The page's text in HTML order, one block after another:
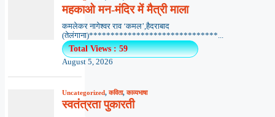
महकाओ मन-मंदिर में मैत्री माला
कमलेकर नागेश्वर राव ‘कमल’,हैदराबाद
(तेलंगाना)******************************...
Total Views : 59
August 5, 2026
Uncategorized,कविता,काव्यभाषा
स्वतंत्रता पुकारती